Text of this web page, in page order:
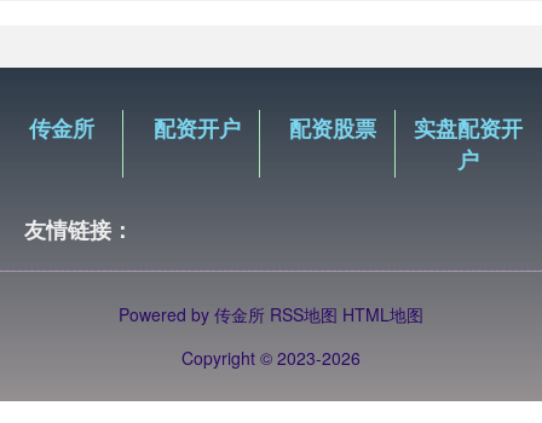
传金所 配资开户 配资股票
实盘配资开
户
友情链接：
Powered by 传金所 RSS地图 HTML地图
Copyright © 2023-2026